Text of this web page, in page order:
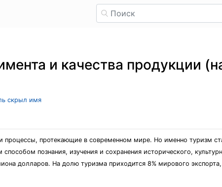
и качества продукции
скрыл имя
процессы, протекающие в современном мире. Но именно туризм
познания, изучения и сохранения исторического,
долларов. На долю туризма приходится 8% мирового